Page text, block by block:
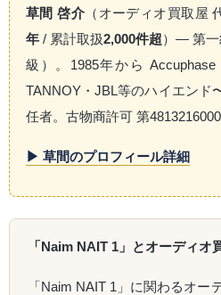
草間 啓介 （オーディオ買取屋
年 / 累計取扱2,000件超）— 第一
級）。1985年から Accuphase
TANNOY・JBL等のハイエンド
任者。古物商許可 第
▶ 草間のプロフィール詳細
「Naim NAIT 1」とオーディオ
「Naim NAIT 1」に関わるオー